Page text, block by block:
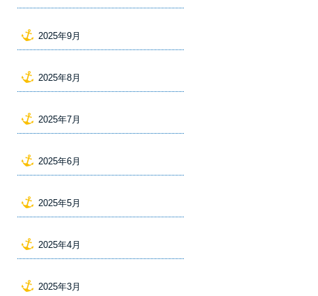
2025年9月
2025年8月
2025年7月
2025年6月
2025年5月
2025年4月
2025年3月